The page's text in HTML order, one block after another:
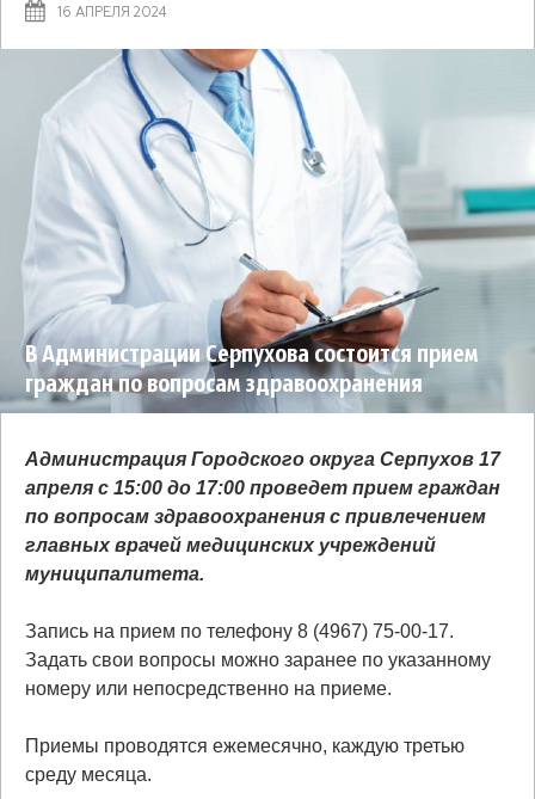
16 АПРЕЛЯ 2024
В Администрации Серпухова состоится прием
граждан по вопросам здравоохранения
Администрация Городского округа Серпухов 17
апреля с 15:00 до 17:00 проведет прием граждан
по вопросам здравоохранения с привлечением
главных врачей медицинских учреждений
муниципалитета.
Запись на прием по телефону 8 (4967) 75-00-17.
Задать свои вопросы можно заранее по указанному
номеру или непосредственно на приеме.
Приемы проводятся ежемесячно, каждую третью
среду месяца.